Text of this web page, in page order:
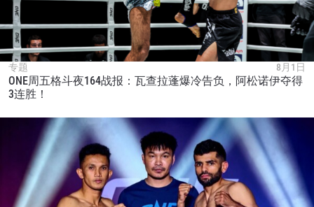
专题 8月1日
ONE周五格斗夜164战报：瓦查拉蓬爆冷告负，阿松诺伊夺得
3连胜！